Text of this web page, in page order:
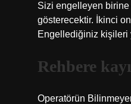
Sizi engelleyen birine
gösterecektir. İkinci
Engellediğiniz kişileri
Rehbere
Operatörün